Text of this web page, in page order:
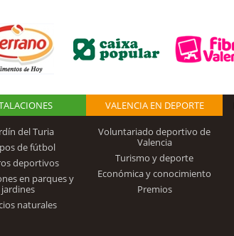
del Turia
de fútbol
deportivos
en parques y
jardines
naturales
VALENCIA EN DEPORTE
Voluntariado deportivo de
Valencia
Turismo y deporte
Económica y conocimiento
Premios